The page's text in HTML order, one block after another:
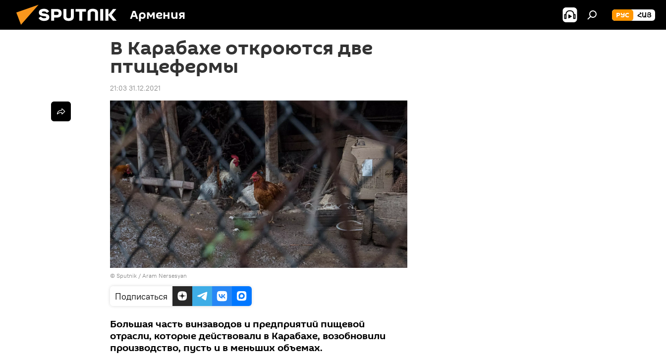
Армения РУС ՀԱՅ
В Карабахе откроются две
птицефермы
21:03 31.12.2021
© Sputnik / Aram Nersesyan
Подписаться
Большая часть винзаводов и предприятий пищевой
отрасли, которые действовали в Карабахе, возобновили
производство, пусть и в меньших объемах.